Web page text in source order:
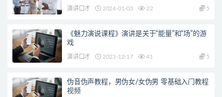
演讲口才 2024-01-03 22 5
《魅力演说课程》演讲是关于“能量”和“场”的游
戏
演讲口才 2023-12-17 41 5
伪音伪声教程，男伪女/女伪男 零基础入门教程
视频